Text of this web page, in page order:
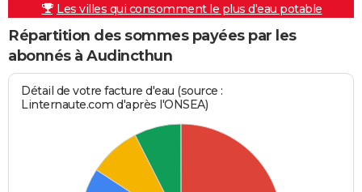
Les villes qui consomment le plus d'eau potable
Répartition des sommes payées par les
abonnés à Audincthun
Détail de votre facture d'eau (source :
Linternaute.com d'après l'ONSEA)